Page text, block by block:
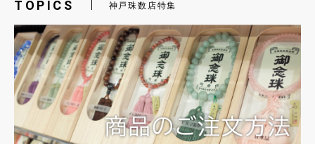
お買い物を続ける カートへ進む
TOPICS 神戸珠数店特集